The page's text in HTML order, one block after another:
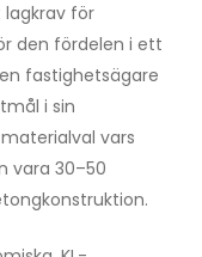
lagkrav för
den fördelen i ett
fastighetsägare
i sin
vars
vara 30–50